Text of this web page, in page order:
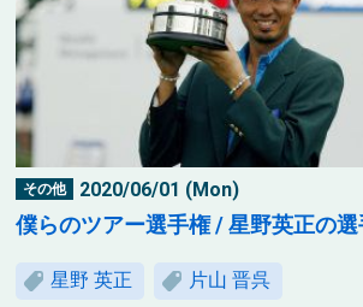
その他 2020/06/01 (Mon)
僕らのツアー選手権 / 星野英正の
星野 英正 片山 晋呉